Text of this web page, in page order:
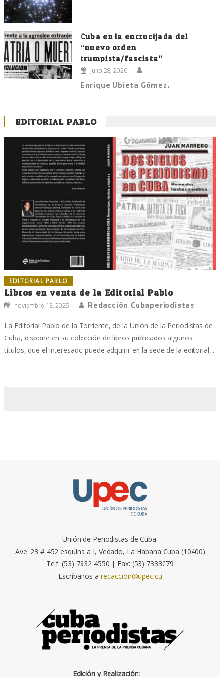
Cuba en la encrucijada del
“nuevo orden
trumpista/fascista”
julio 28, 2026
Enrique Ubieta Gómez.
EDITORIAL PABLO
EDITORIAL PABLO
Libros en venta de la Editorial Pablo
noviembre 13, 2025 Redacción Cubaperiodistas
La Editorial Pablo de la Torriente, de la Unión de la Periodistas de
Cuba, dispone en su colección de libros publicados algunos
títulos, que el interesado puede adquirir en la sede de la editorial,...
Unión de Periodistas de Cuba.
Ave. 23 # 452 esquina a I, Vedado, La Habana Cuba (10400)
Telf. (53) 7832 4550 | Fax: (53) 7333079
Escríbanos a redaccion@upec.cu
Edición y Realización: